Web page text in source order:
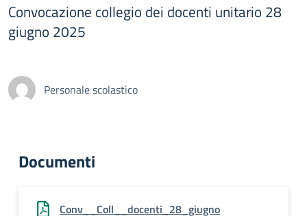
Convocazione collegio dei docenti unitario 28
giugno 2025
Personale scolastico
Documenti
Conv__Coll__docenti_28_giugno